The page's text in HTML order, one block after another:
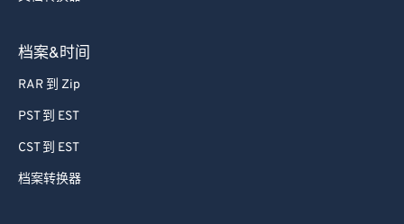
档案&时间
RAR 到 Zip
PST 到 EST
CST 到 EST
档案转换器